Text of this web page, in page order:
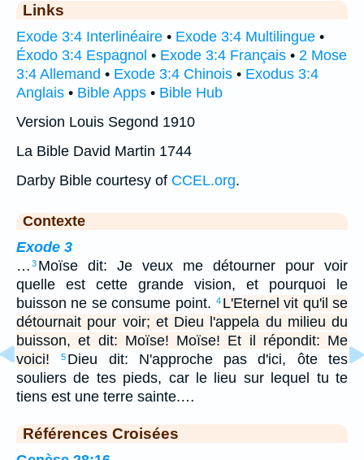
Links
Exode 3:4 Interlinéaire • Exode 3:4 Multilingue •
Éxodo 3:4 Espagnol • Exode 3:4 Français • 2 Mose
3:4 Allemand • Exode 3:4 Chinois • Exodus 3:4
Anglais • Bible Apps • Bible Hub
Version Louis Segond 1910
La Bible David Martin 1744
Darby Bible courtesy of CCEL.org.
Contexte
Exode 3
… 3 Moïse dit: Je veux me détourner pour voir
quelle est cette grande vision, et pourquoi le
buisson ne se consume point. 4 L'Eternel vit qu'il se
détournait pour voir; et Dieu l'appela du milieu du
buisson, et dit: Moïse! Moïse! Et il répondit: Me
voici!
5 Dieu dit: N'approche pas d'ici, ôte tes
souliers de tes pieds, car le lieu sur lequel tu te
tiens est une terre sainte.…
Références Croisées